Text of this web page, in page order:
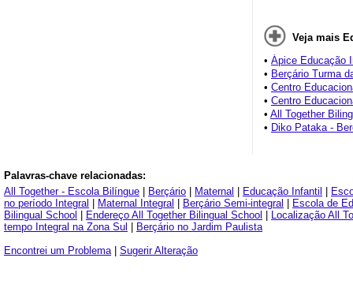
Veja mais
• Ápice Educação
• Berçário Turma
• Centro
• Centro
• All Together
• Diko Pataka -
Palavras-chave relacionadas:
All Together - Escola Bilíngue
Berçário Maternal Educação Infantil
no período Integral
Maternal Integral Berçário Semi-integral
Escola de
Bilingual School
Endereço All Together Bilingual School
Localização All
tempo Integral na Zona Sul
Berçário no Jardim Paulista
Encontrei um Problema| Sugerir Alteração